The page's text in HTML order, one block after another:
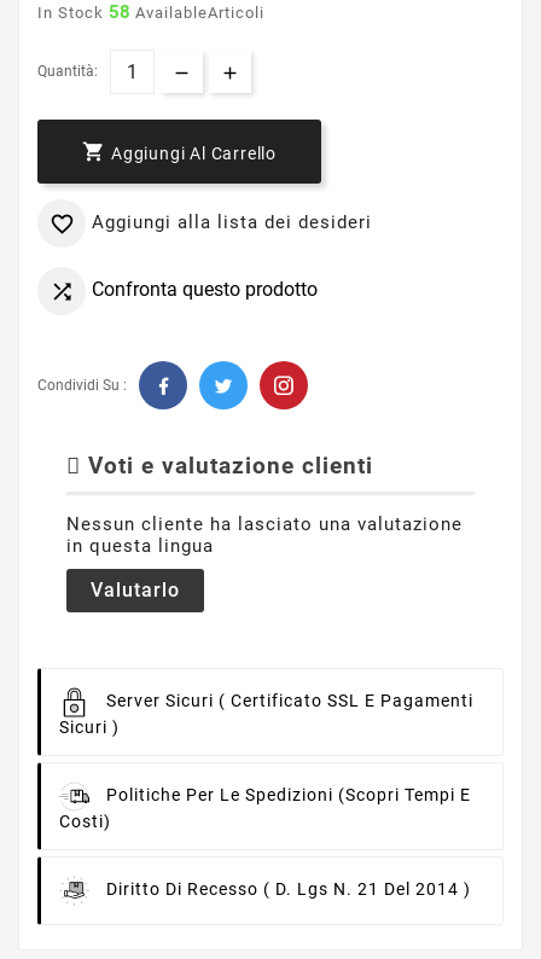
In Stock 58 AvailableArticoli
Quantità:
 Aggiungi Al Carrello
 Aggiungi alla lista dei desideri
 Confronta questo prodotto
Condividi Su :
Voti e valutazione clienti
Nessun cliente ha lasciato una valutazione
in questa lingua
Valutarlo
Server Sicuri ( Certificato SSL E Pagamenti
Sicuri )
Politiche Per Le Spedizioni (scopri Tempi E
Costi)
Diritto Di Recesso ( D. Lgs N. 21 Del 2014 )